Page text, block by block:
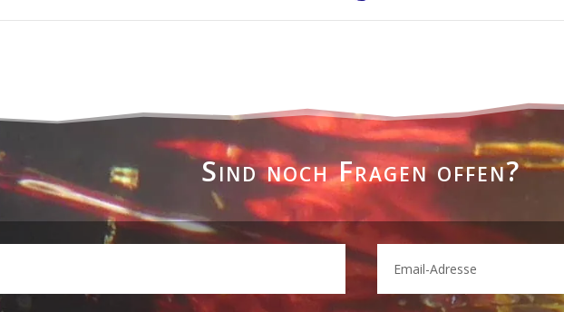
Sind noch Fragen offen?